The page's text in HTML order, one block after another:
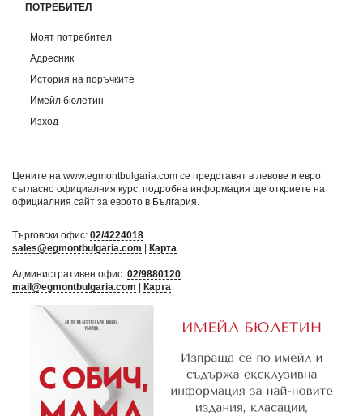
ПОТРЕБИТЕЛ
Моят потребител
Адресник
История на поръчките
Имейл бюлетин
Изход
Цените на www.egmontbulgaria.com се представят в левове и евро
съгласно официалния курс; подробна информация ще откриете на
официалния сайт за еврото в България
Търговски офис: 02/4224018
sales@egmontbulgaria.com
Карта
Административен офис: 02/9880120
mail@egmontbulgaria.com
Карта